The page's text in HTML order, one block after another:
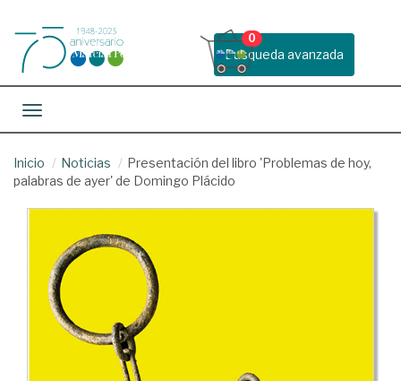
Busqueda avanzada
0
Toggle navigation
Inicio Noticias
Presentación del libro 'Problemas de hoy,
palabras de ayer' de Domingo Plácido